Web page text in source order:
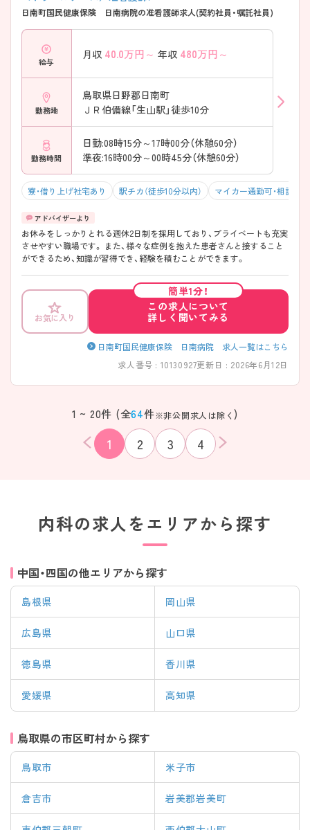
該当件数
件
条件を
日南町国民健康保険 日南病院の准看護師求人(契約社員・嘱託社員)
給与
月収 40.0万円～ 年収 480万円～
勤務地
鳥取県日野郡日南町
ＪＲ伯備線「生山駅」徒歩10分
勤務時間
日勤:08時15分～17時00分（休憩60分）
準夜:16時00分～00時45分（休憩60分）
寮・借り上げ社宅あり 駅チカ（徒歩10分以内） マイカー通勤可・相談可
お休みをしっかりとれる週休2日制を採用しており、プライベートも充実
させやすい職場です。 また、様々な症例を抱えた患者さんと接すること
ができるため、知識が習得でき、経験を積むことができます。
お気に入り
簡単1分！
この求人について
詳しく聞いてみる
日南町国民健康保険 日南病院 求人一覧はこちら
求人番号 : 10130927更新日 : 2026年6月12日
1 ~ 20件 (全64件※非公開求人は除く )
1 2 3 4
内科の求人をエリアから探す
中国・四国の他エリアから探す
島根県 岡山県
広島県 山口県
徳島県 香川県
愛媛県 高知県
鳥取県の市区町村から探す
鳥取市 米子市
倉吉市 岩美郡岩美町